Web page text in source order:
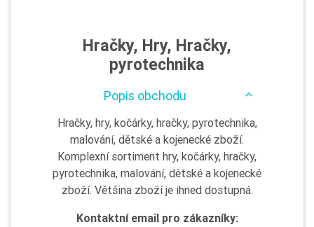
Hračky, Hry, Hračky,
pyrotechnika
Popis obchodu
Hračky, hry, kočárky, hračky, pyrotechnika,
malování, dětské a kojenecké zboží.
Komplexní sortiment hry, kočárky, hračky,
pyrotechnika, malování, dětské a kojenecké
zboží. Většina zboží je ihned dostupná.
Kontaktní email pro zákazníky: